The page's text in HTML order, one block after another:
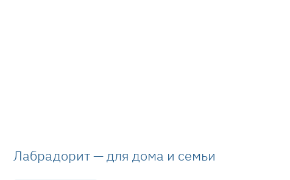
Лабрадорит — для дома и семьи